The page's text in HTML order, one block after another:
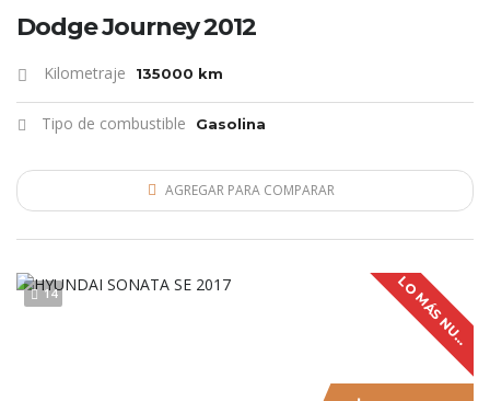
Dodge Journey 2012
Kilometraje 135000 km
Tipo de combustible Gasolina
AGREGAR PARA COMPARAR
14 L
O
M
Á
S
N
U
E
V
O